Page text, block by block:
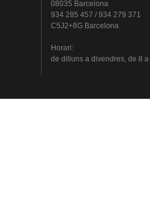
08035 Barcelona
934 285 457 / 934 279 371
C5J2+8G Barcelona
Horari:
de dillunsa divendres, de 8